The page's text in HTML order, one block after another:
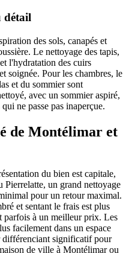
détail
des sols, canapés et
Le nettoyage des tapis,
l'hydratation des cuirs
soignée. Pour les chambres, le
et du sommier sont
avec un sommier aspiré,
ne passe pas inaperçue.
de Montélimar et
du bien est capitale,
un grand nettoyage
pour un retour maximal.
et sentant le frais est plus
parfois à un meilleur prix. Les
facilement dans un espace
différenciant significatif pour
de ville à Montélimar ou